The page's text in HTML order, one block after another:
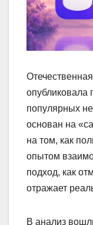
опубликовала
популярных
основан на
на том, как
опытом
подход, как
отражает
В анализ